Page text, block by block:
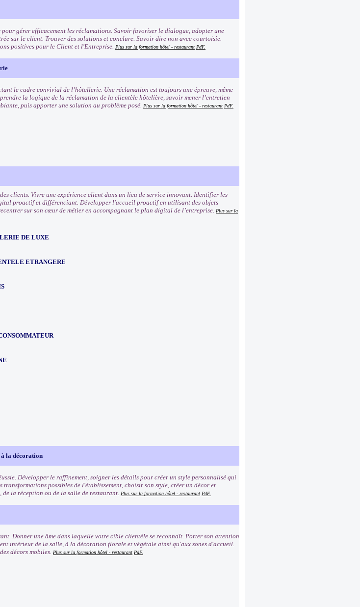
pour gérer efficacement les réclamations. Savoir favoriser le dialogue, adopter une
sur le client. Trouver des solutions et conclure. Savoir dire non avec courtoisie.
positives pour le Client et l'Entreprise. Plus sur la formation hôtel - restaurant PdF.
le cadre convivial de l’hôtellerie. Une réclamation est toujours une épreuve, même
la logique de la réclamation de la clientèle hôtelière, savoir mener l’entretien
puis apporter une solution au problème posé. Plus sur la formation hôtel - restaurant PdF.
clients. Vivre une expérience client dans un lieu de service innovant. Identifier les
proactif et différenciant. Développer l'accueil proactif en utilisant des objets
sur son cœur de métier en accompagnant le plan digital de l’entreprise. Plus sur la
DE LUXE
ETRANGERE
la décoration
Développer le raffinement, soigner les détails pour créer un style personnalisé qui
possibles de l'établissement, choisir son style, créer un décor et
la réception ou de la salle de restaurant. Plus sur la formation hôtel - restaurant PdF.
Donner une âme dans laquelle votre cible clientèle se reconnaît. Porter son attention
intérieur de la salle, à la décoration florale et végétale ainsi qu'aux zones d'accueil.
décors mobiles. Plus sur la formation hôtel - restaurant PdF.